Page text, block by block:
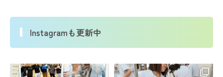
Instagramも更新中